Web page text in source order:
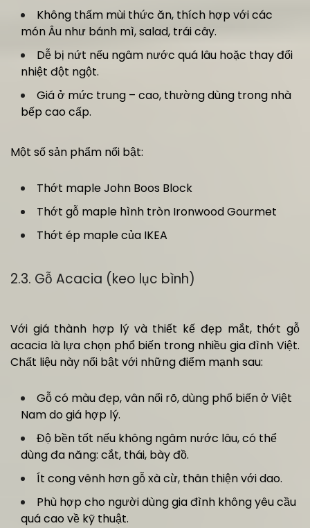
Không thấm mùi thức ăn, thích hợp với các
món Âu như bánh mì, salad, trái cây.
Dễ bị nứt nếu ngâm nước quá lâu hoặc thay đổi
nhiệt đột ngột.
Giá ở mức trung – cao, thường dùng trong nhà
bếp cao cấp.
Một số sản phẩm nổi bật:
Thớt maple John Boos Block
Thớt gỗ maple hình tròn Ironwood Gourmet
Thớt ép maple của IKEA
2.3. Gỗ Acacia (keo lục bình)
Với giá thành hợp lý và thiết kế đẹp mắt, thớt gỗ
acacia là lựa chọn phổ biến trong nhiều gia đình Việt.
Chất liệu này nổi bật với những điểm mạnh sau:
Gỗ có màu đẹp, vân nổi rõ, dùng phổ biến ở Việt
Nam do giá hợp lý.
Độ bền tốt nếu không ngâm nước lâu, có thể
dùng đa năng: cắt, thái, bày đồ.
Ít cong vênh hơn gỗ xà cừ, thân thiện với dao.
Phù hợp cho người dùng gia đình không yêu cầu
quá cao về kỹ thuật.